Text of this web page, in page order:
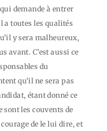
demande à entrer
a toutes les qualités
y sera malheureux,
avant. C’est aussi ce
du
qu’il ne sera pas
étant donné ce
sont les couvents de
de le lui dire, et